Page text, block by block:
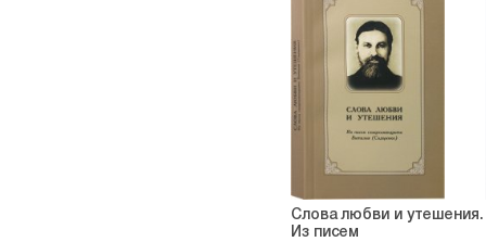
Слова любви и утешения.
Из писем